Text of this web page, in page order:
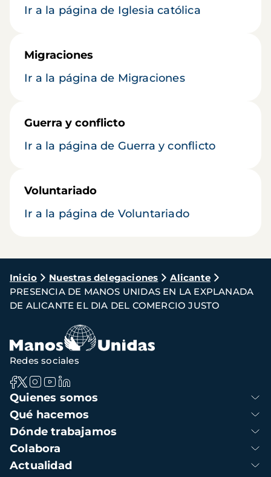
Ir a la página de Iglesia católica
Migraciones
Ir a la página de Migraciones
Guerra y conflicto
Ir a la página de Guerra y conflicto
Voluntariado
Ir a la página de Voluntariado
Ruta
de
navegación
Inicio Nuestras delegaciones
Alicante
PRESENCIA DE MANOS UNIDAS EN LA EXPLANADA
DE ALICANTE EL DIA DEL COMERCIO JUSTO
Navegación
principal
Quienes somos
Qué hacemos
Dónde trabajamos
Colabora
Actualidad
Redes sociales